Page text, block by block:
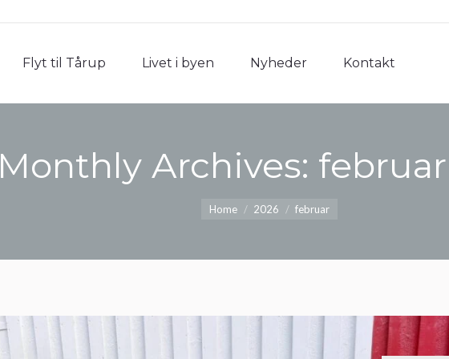
Flyt til Tårup Livet i byen Nyheder Kontakt
Monthly Archives:
Home 2026 februar
Flyt til Tårup Livet i byen Nyheder Kontakt